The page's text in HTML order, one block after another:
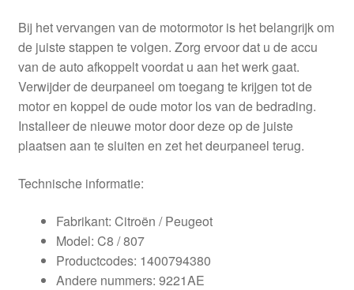
Bij het vervangen van de motormotor is het belangrijk om
de juiste stappen te volgen. Zorg ervoor dat u de accu
van de auto afkoppelt voordat u aan het werk gaat.
Verwijder de deurpaneel om toegang te krijgen tot de
motor en koppel de oude motor los van de bedrading.
Installeer de nieuwe motor door deze op de juiste
plaatsen aan te sluiten en zet het deurpaneel terug.
Technische informatie:
Fabrikant: Citroën / Peugeot
Model: C8 / 807
Productcodes: 1400794380
Andere nummers: 9221AE